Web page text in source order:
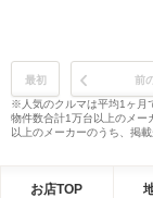
最初 前
※人気のクルマは平均1ヶ月
物件数合計1万台以上のメー
以上のメーカーのうち、掲
お店TOP